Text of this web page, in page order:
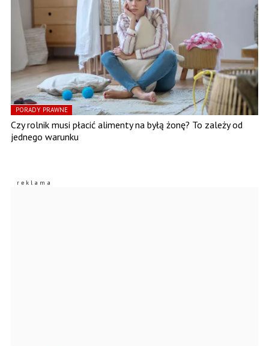
PORADY PRAWNE
Czy rolnik musi płacić alimenty na byłą żonę? To zależy od
jednego warunku